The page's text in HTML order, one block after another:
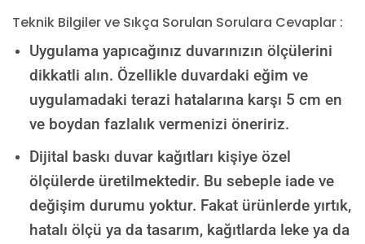
Teknik Bilgiler ve Sıkça Sorulan Sorulara Cevaplar :
Uygulama yapıcağınız duvarınızın ölçülerini
dikkatli alın. Özellikle duvardaki eğim ve
uygulamadaki terazi hatalarına karşı 5 cm en
ve boydan fazlalık vermenizi öneririz.
Dijital baskı duvar kağıtları kişiye özel
ölçülerde üretilmektedir. Bu sebeple iade ve
değişim durumu yoktur. Fakat ürünlerde yırtık,
hatalı ölçü ya da tasarım, kağıtlarda leke ya da